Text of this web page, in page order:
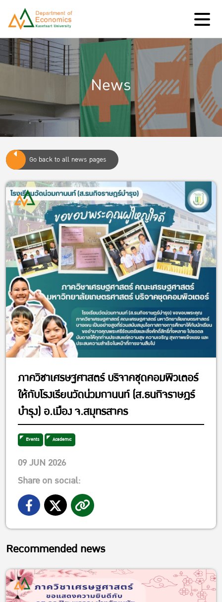
News
Go back to all news pages
ภาควิชาเศรษฐศาสตร์ บริจาคชุดคอมพิวเตอร์
ให้กับโรงเรียนวัดน่วมกานนท์ (ส.ธนกิจราษฎร์
บำรุง) อ.เมือง จ.สมุทรสาคร
Events Academic
09 JUN 2026
Share on social:
Recommended news